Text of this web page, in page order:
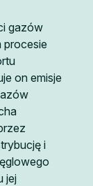
gazów
procesie
on emisje
i
jej